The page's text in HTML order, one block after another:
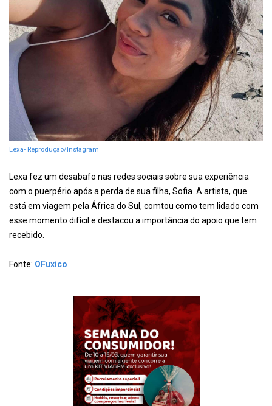
Lexa- Reprodução/Instagram
Lexa fez um desabafo nas redes sociais sobre sua experiência
com o puerpério após a perda de sua filha, Sofia. A artista, que
está em viagem pela África do Sul, comtou como tem lidado com
esse momento difícil e destacou a importância do apoio que tem
recebido.
Fonte: OFuxico